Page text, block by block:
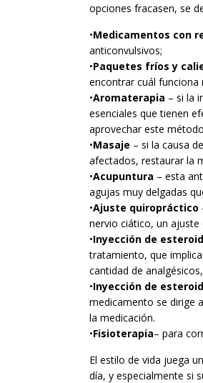
opciones fracasen, se
•Medicamentos con
anticonvulsivos;
•Paquetes fríos y
encontrar cuál funciona
•Aromaterapia – si la
esenciales que tienen
aprovechar este
•Masaje – si la causa
afectados, restaurar la
•Acupuntura – esta
agujas muy delgadas
•Ajuste quiropráctico
nervio ciático, un ajuste
•Inyección de
tratamiento, que
cantidad de
•Inyección de
medicamento se dirige
la medicación.
•Fisioterapia– para
El estilo de vida juega
día, y especialmente si